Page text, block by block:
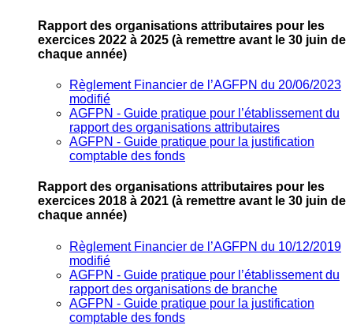
Rapport des organisations attributaires pour les
exercices 2022 à 2025 (à remettre avant le 30 juin de
chaque année)
Règlement Financier de l’AGFPN du 20/06/2023
modifié
AGFPN ‐ Guide pratique pour l’établissement du
rapport des organisations attributaires
AGFPN ‐ Guide pratique pour la justification
comptable des fonds
Rapport des organisations attributaires pour les
exercices 2018 à 2021 (à remettre avant le 30 juin de
chaque année)
Règlement Financier de l’AGFPN du 10/12/2019
modifié
AGFPN ‐ Guide pratique pour l’établissement du
rapport des organisations de branche
AGFPN ‐ Guide pratique pour la justification
comptable des fonds